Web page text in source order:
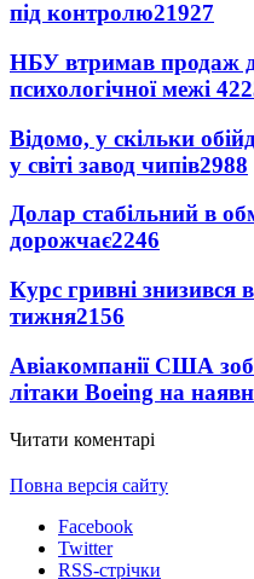
під контролю21927
НБУ втримав продаж
психологічної межі
Відомо, у скільки
у світі завод чипів2988
Долар стабільний в
дорожчає2246
Курс гривні знизився
тижня2156
Авіакомпанії США
літаки Boeing на
Читати коментарі
Повна версія сайту
Facebook
Twitter
RSS-стрічки